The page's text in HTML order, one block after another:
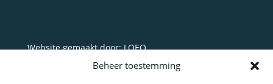
Beheer toestemming
Website gemaakt door: LOEQ